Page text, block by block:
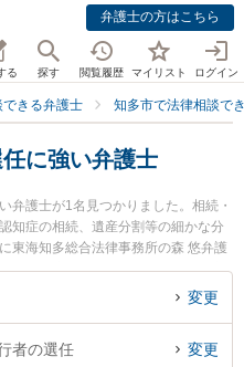
弁護士の方はこちら
る 探す 閲覧履歴 マイリスト ログイン
きる弁護士 知多市で法律相談で
に強い弁護士
弁護士が1名見つかりました。相続・
知症の相続、遺産分割等の細かな分
東海知多総合法律事務所の森 悠弁護
などが注目されています。『知多市
のトラブルを今すぐに弁護士に相談
者さんにおすすめです。
変更
者の選任 変更